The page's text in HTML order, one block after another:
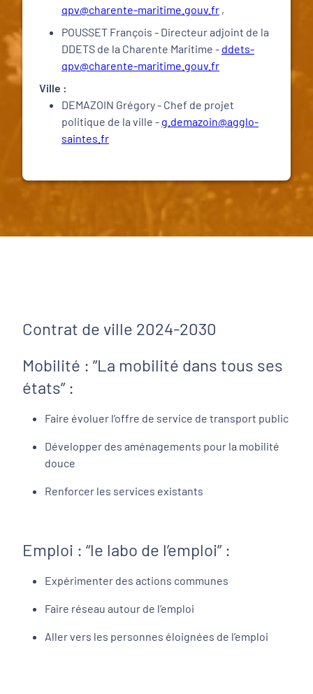
qpv@charente-maritime.gouv.fr ,
POUSSET François - Directeur adjoint de la
DDETS de la Charente Maritime - ddets-
qpv@charente-maritime.gouv.fr
Ville :
DEMAZOIN Grégory - Chef de projet
politique de la ville - g.demazoin@agglo-
saintes.fr
Contrat de ville 2024-2030
Mobilité : ”La mobilité dans tous ses
états” :
Faire évoluer l’offre de service de transport public
Développer des aménagements pour la mobilité
douce
Renforcer les services existants
Emploi : “le labo de l’emploi” :
Expérimenter des actions communes
Faire réseau autour de l’emploi
Aller vers les personnes éloignées de l’emploi